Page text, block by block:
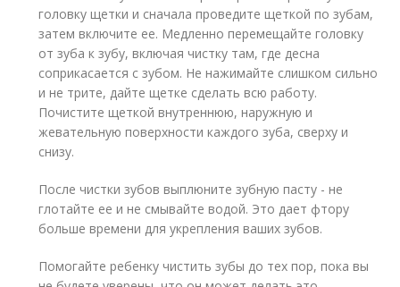
головку щетки и сначала проведите щеткой по зубам,
затем включите ее. Медленно перемещайте головку
от зуба к зубу, включая чистку там, где десна
соприкасается с зубом. Не нажимайте слишком сильно
и не трите, дайте щетке сделать всю работу.
Почистите щеткой внутреннюю, наружную и
жевательную поверхности каждого зуба, сверху и
снизу.
После чистки зубов выплюните зубную пасту - не
глотайте ее и не смывайте водой. Это дает фтору
больше времени для укрепления ваших зубов.
Помогайте ребенку чистить зубы до тех пор, пока вы